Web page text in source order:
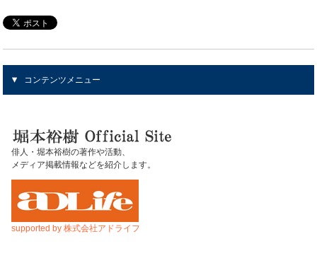
コンテンツメニュー
俳人・堀本裕樹の著作や活動、
メディア掲載情報などを紹介します。
supported by 株式会社アドライフ